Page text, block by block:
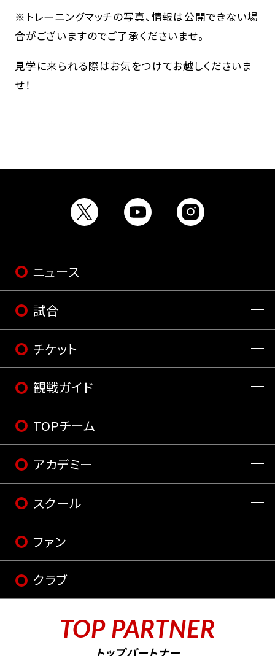
※トレーニングマッチの写真、情報は公開できない場
合がございますのでご了承くださいませ。
見学に来られる際はお気をつけてお越しくださいま
せ！
ニュース
試合
チケット
観戦ガイド
TOPチーム
アカデミー
スクール
ファン
クラブ
TOP PARTNER
トップパートナー